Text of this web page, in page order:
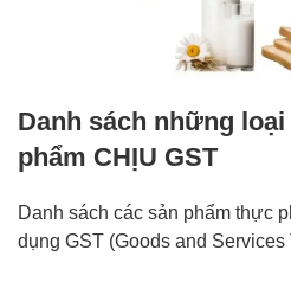
Danh sách những
phẩm CHỊU GST
Danh sách các sản phẩm thực
dụng GST (Goods and Services